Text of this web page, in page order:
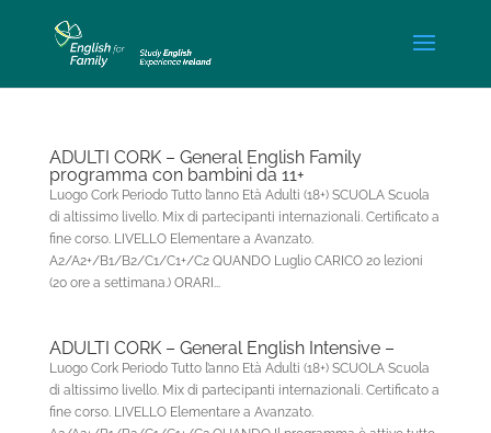
ADULTI CORK – General English Family
programma con bambini da 11+
Luogo Cork Periodo Tutto l’anno Età Adulti (18+) SCUOLA Scuola
di altissimo livello. Mix di partecipanti internazionali. Certificato a
fine corso. LIVELLO Elementare a Avanzato.
A2/A2+/B1/B2/C1/C1+/C2 QUANDO Luglio CARICO 20 lezioni
(20 ore a settimana.) ORARI...
ADULTI CORK – General English Intensive –
Luogo Cork Periodo Tutto l’anno Età Adulti (18+) SCUOLA Scuola
di altissimo livello. Mix di partecipanti internazionali. Certificato a
fine corso. LIVELLO Elementare a Avanzato.